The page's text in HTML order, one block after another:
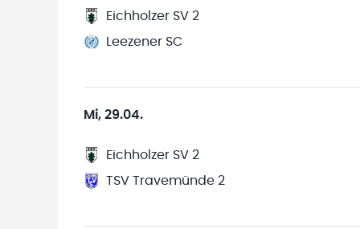
Eichholzer SV 2
Leezener SC
Mi, 29.04.
Eichholzer SV 2
TSV Travemünde 2